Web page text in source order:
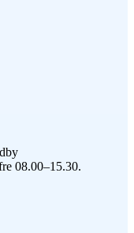
08.00–15.30.